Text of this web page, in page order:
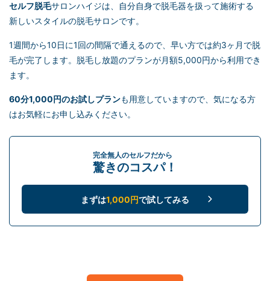
セルフ脱毛サロンハイジは、自分自身で脱毛器を扱って施術する
新しいスタイルの脱毛サロンです。
1週間から10日に1回の間隔で通えるので、早い方では約3ヶ月で脱
毛が完了します。脱毛し放題のプランが月額5,000円から利用でき
ます。
60分1,000円のお試しプランも用意していますので、気になる方
はお気軽にお申し込みください。
完全無人のセルフだから
驚きのコスパ！
まずは1,000円で試してみる